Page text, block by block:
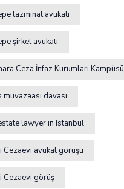
tazminat avukatı
şirket avukatı
Ceza İnfaz Kurumları Kampüsü
muvazaası davası
lawyer in Istanbul
Cezaevi avukat görüşü
Cezaevi görüş